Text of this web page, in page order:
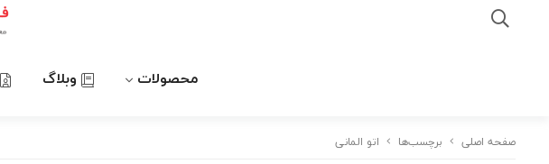
محصولات وبلاگ
صفحه اصلی برچسب‌ها اتو المانی